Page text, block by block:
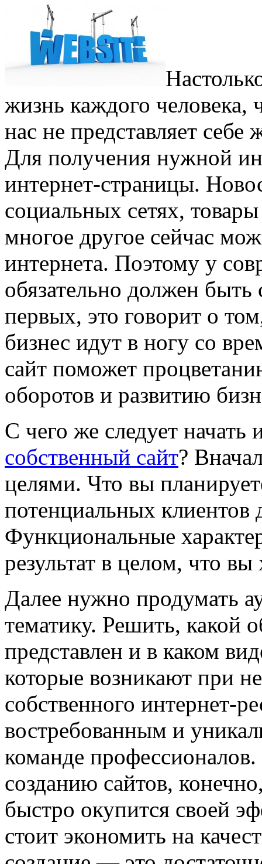
жизнь каждого человека,
нас не представляет
Для получения нужной
интернет-страницы.
социальных сетях,
многое другое сейчас
интернета. Поэтому у
обязательно должен
первых, это говорит о
бизнес идут в ногу со
сайт поможет
оборотов и развитию
С чего же следует начать
собственный сайт?
целями. Что вы
потенциальных клиентов
Функциональные
результат в целом, что вы
Далее нужно продумать
тематику. Решить, какой
представлен и в каком
которые возникают при
собственного интернет-
востребованным и
команде
созданию сайтов,
быстро окупится своей
стоит экономить на